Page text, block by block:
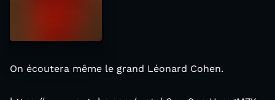
On écoutera même le grand Léonard Cohen.